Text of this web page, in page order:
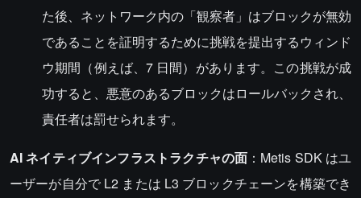
た後、ネットワーク内の「観察者」はブロックが無効
であることを証明するために挑戦を提出するウィンド
ウ期間（例えば、7 日間）があります。この挑戦が成
功すると、悪意のあるブロックはロールバックされ、
責任者は罰せられます。
AI ネイティブインフラストラクチャの面 ：Metis SDK はユ
ーザーが自分で L2 または L3 ブロックチェーンを構築でき